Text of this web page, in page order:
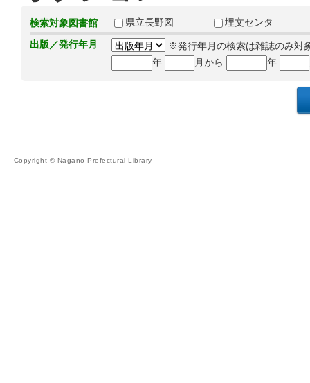
検索対象図書館 県立長野図
埋文センタ
出版／発行年月
※発行年月の検索は雑誌のみ対
年
月から 年
Copyright © Nagano Prefectural Library